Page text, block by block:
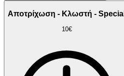
Αποτρίχωση - Κλωστή - Special
10€